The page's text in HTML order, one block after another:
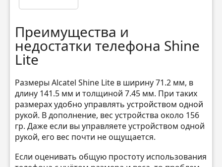
Преимущества и
недостатки телефона Shine
Lite
Размеры Alcatel Shine Lite в ширину 71.2 мм, в
длину 141.5 мм и толщиной 7.45 мм. При таких
размерах удобно управлять устройством одной
рукой. В дополнение, вес устройства около 156
гр. Даже если вы управляете устройством одной
рукой, его вес почти не ощущается.
Если оценивать общую простоту использования